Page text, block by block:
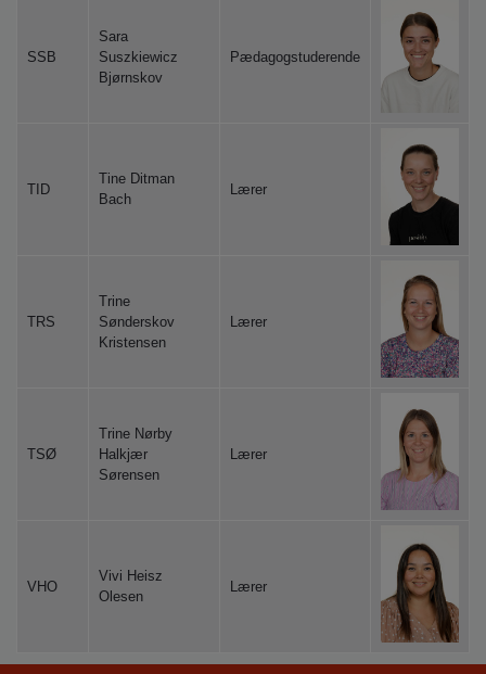
SSB
Sara
Suszkiewicz
Bjørnskov
Pædagogstuderende
TID
Tine Ditman
Bach
Lærer
TRS
Trine
Sønderskov
Kristensen
Lærer
TSØ
Trine Nørby
Halkjær
Sørensen
Lærer
VHO
Vivi Heisz
Olesen
Lærer